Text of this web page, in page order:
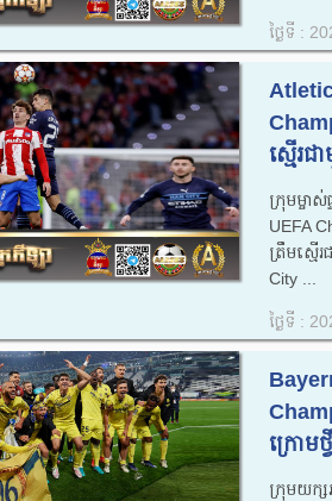
ថ្ងៃទី :
ស្មើរ
ក្រុមម្ចា
UEFA
ត្រឹមស្ម
City ...
ថ្ងៃទី :
ក្រោម
ក្រុមយក្ស